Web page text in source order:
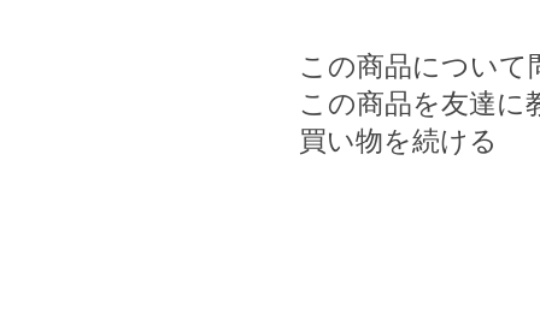
この商品について
この商品を友達に
買い物を続ける